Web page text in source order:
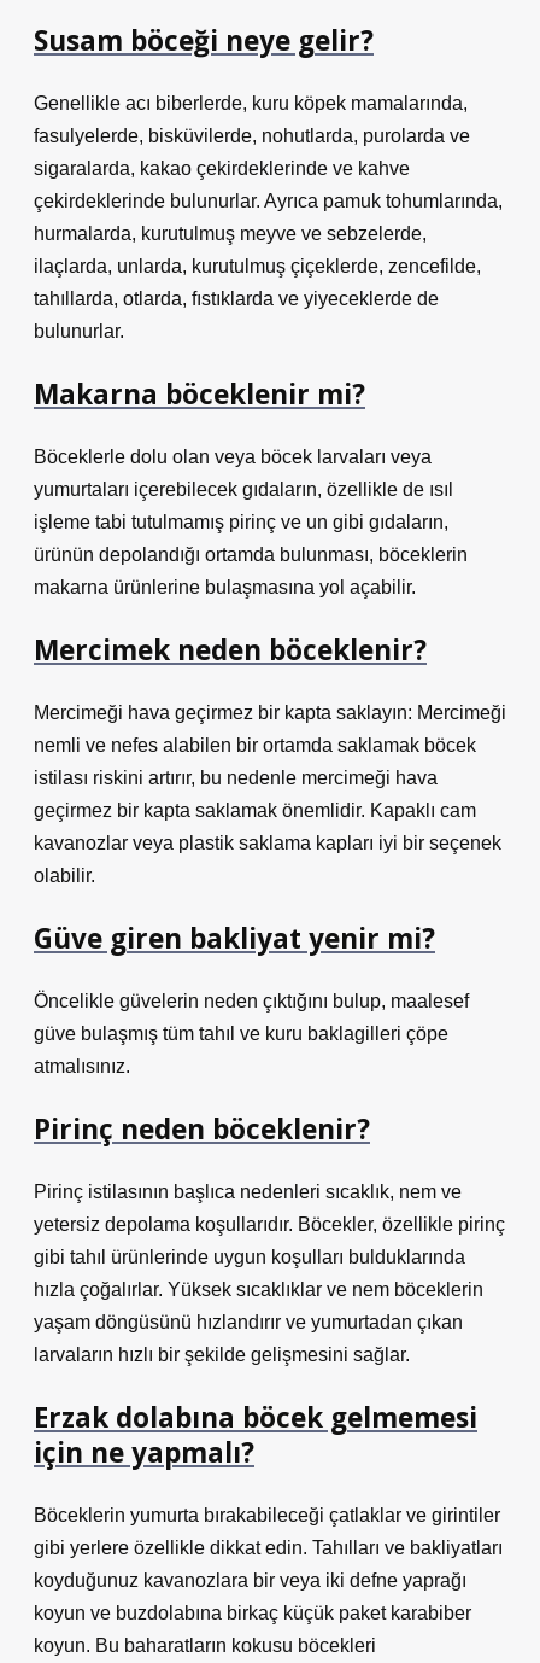
Susam böceği neye gelir?
Genellikle acı biberlerde, kuru köpek mamalarında,
fasulyelerde, bisküvilerde, nohutlarda, purolarda ve
sigaralarda, kakao çekirdeklerinde ve kahve
çekirdeklerinde bulunurlar. Ayrıca pamuk tohumlarında,
hurmalarda, kurutulmuş meyve ve sebzelerde,
ilaçlarda, unlarda, kurutulmuş çiçeklerde, zencefilde,
tahıllarda, otlarda, fıstıklarda ve yiyeceklerde de
bulunurlar.
Makarna böceklenir mi?
Böceklerle dolu olan veya böcek larvaları veya
yumurtaları içerebilecek gıdaların, özellikle de ısıl
işleme tabi tutulmamış pirinç ve un gibi gıdaların,
ürünün depolandığı ortamda bulunması, böceklerin
makarna ürünlerine bulaşmasına yol açabilir.
Mercimek neden böceklenir?
Mercimeği hava geçirmez bir kapta saklayın: Mercimeği
nemli ve nefes alabilen bir ortamda saklamak böcek
istilası riskini artırır, bu nedenle mercimeği hava
geçirmez bir kapta saklamak önemlidir. Kapaklı cam
kavanozlar veya plastik saklama kapları iyi bir seçenek
olabilir.
Güve giren bakliyat yenir mi?
Öncelikle güvelerin neden çıktığını bulup, maalesef
güve bulaşmış tüm tahıl ve kuru baklagilleri çöpe
atmalısınız.
Pirinç neden böceklenir?
Pirinç istilasının başlıca nedenleri sıcaklık, nem ve
yetersiz depolama koşullarıdır. Böcekler, özellikle pirinç
gibi tahıl ürünlerinde uygun koşulları bulduklarında
hızla çoğalırlar. Yüksek sıcaklıklar ve nem böceklerin
yaşam döngüsünü hızlandırır ve yumurtadan çıkan
larvaların hızlı bir şekilde gelişmesini sağlar.
Erzak dolabına böcek gelmemesi
için ne yapmalı?
Böceklerin yumurta bırakabileceği çatlaklar ve girintiler
gibi yerlere özellikle dikkat edin. Tahılları ve bakliyatları
koyduğunuz kavanozlara bir veya iki defne yaprağı
koyun ve buzdolabına birkaç küçük paket karabiber
koyun. Bu baharatların kokusu böcekleri